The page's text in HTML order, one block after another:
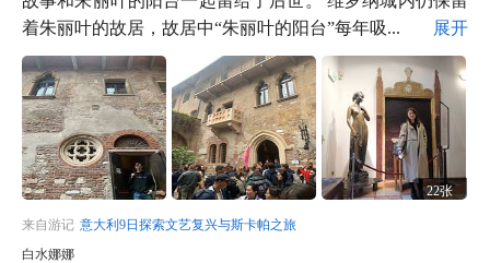
着朱丽叶的故居，故居中“朱丽叶的阳台”每年吸...
展开
22张
来自游记 意大利9日探索文艺复兴与斯卡帕之旅
白水娜娜